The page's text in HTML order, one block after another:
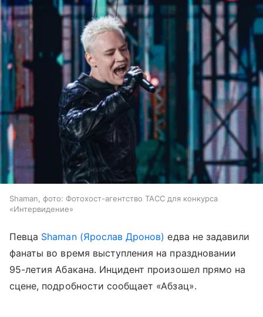
Shaman, фото: Фотохост-агентство ТАСС для конкурса
«Интервидение»
Певца Shaman (Ярослав Дронов) едва не задавили
фанаты во время выступления на праздновании
95-летия Абакана. Инцидент произошел прямо на
сцене, подробности сообщает «Абзац».